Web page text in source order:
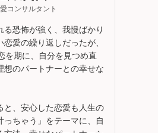
コンサルタント
る恐怖が強く、我慢ばかり
恋愛の繰り返しだったが、
を期に、自分を見つめ直
想のパートナーとの幸せな
と、安心した恋愛も人生の
っちゃう」をテーマに、自